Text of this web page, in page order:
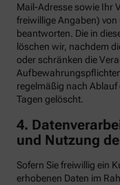
Mail-Adresse sowie Ihr
freiwillige Angaben)
beantworten. Die in
löschen wir, nachdem
oder schränken die
regelmäßig nach
Tagen gelöscht.
4.
und Nutzung
Sofern Sie freiwillig ein
erhobenen Daten im